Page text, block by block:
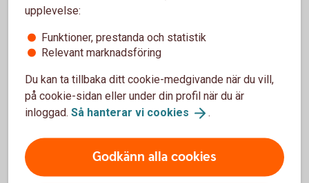
warrant-hemsidan under Analysverktyget. Slutliga villkor
utgörs av ett grundprospekt som finns publicerat på
www.swedbank.se. Sparbanken Sjuhärads warranter är
innebär att det inte utfärdas några fysiska värdepapper.
Det enda som behövs är en värdepapperstjänst eller en
warranter. Detta skall ses i motsats till t ex OM's
standardiserade optioner som är avtal mellan OM och
kunden. Det går också bra att handla warranter till
upplevelse:
Funktioner, prestanda och statistik
Relevant marknadsföring
Du kan ta tillbaka ditt cookie-medgivande när du vill,
på cookie-sidan eller under din profil när du är
inloggad. Så hanterar vi cookies .
Godkänn alla cookies